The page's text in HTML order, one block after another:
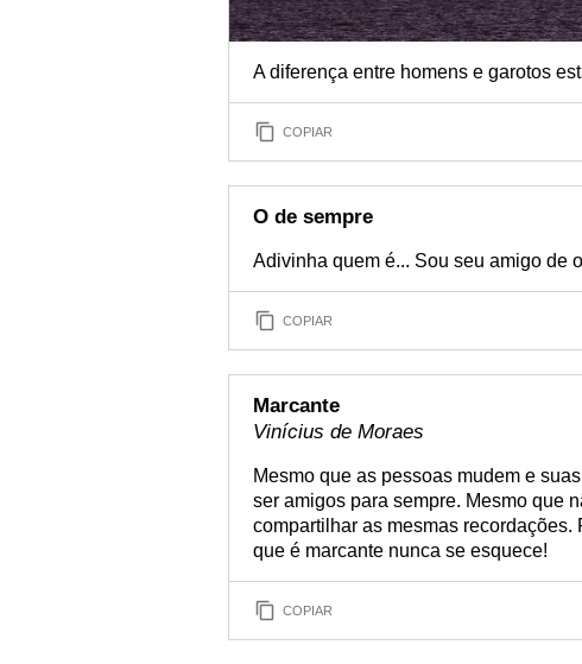
A diferença entre homens e garotos
COPIAR
O de sempre
Adivinha quem é... Sou seu amigo de
COPIAR
Marcante
Vinícius de Moraes
Mesmo que as pessoas mudem e
ser amigos para sempre. Mesmo que
compartilhar as mesmas
que é marcante nunca se esquece!
COPIAR